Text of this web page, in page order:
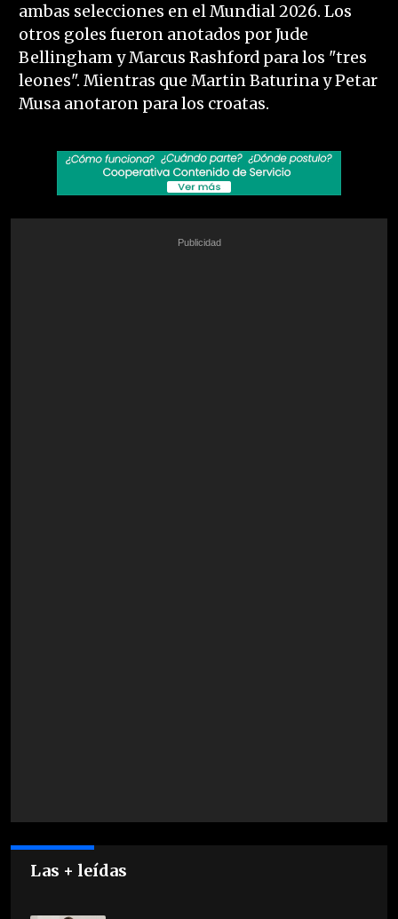
ambas selecciones en el Mundial 2026. Los
otros goles fueron anotados por Jude
Bellingham y Marcus Rashford para los "tres
leones". Mientras que Martin Baturina y Petar
Musa anotaron para los croatas.
Las + leídas